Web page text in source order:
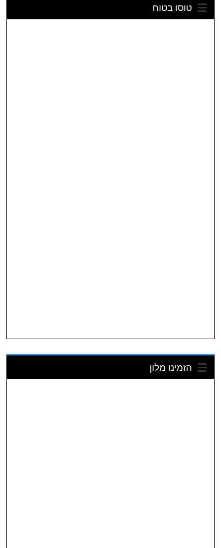
טוסו בטוח
הזמינו מלון